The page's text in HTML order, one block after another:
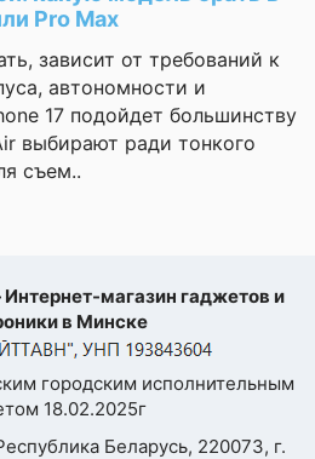
2
nano-SIM, eSIM
Qualcomm Snapdragon
Qualcomm Snapdragon
Pro Max
зависит от требований к
автономности и
17 подойдет большинству
выбирают ради тонкого
съем..
магазин гаджетов и
в Минске
городским исполнительным
18.02.2025г
Беларусь, 220073, г.